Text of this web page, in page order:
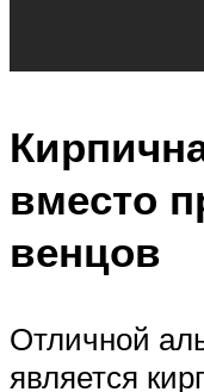
вместо
венцов
Отличной
является